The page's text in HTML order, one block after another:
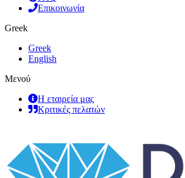
Επικοινωνία
Greek
Greek
English
Μενού
Η εταιρεία μας
Κριτικές πελατών